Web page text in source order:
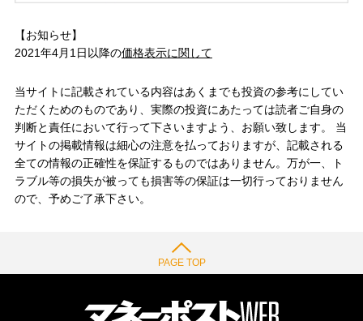
【お知らせ】
2021年4月1日以降の価格表示に関して
当サイトに記載されている内容はあくまでも投資の参考にしてい
ただくためのものであり、実際の投資にあたっては読者ご自身の
判断と責任において行って下さいますよう、お願い致します。 当
サイトの掲載情報は細心の注意を払っておりますが、記載される
全ての情報の正確性を保証するものではありません。万が一、ト
ラブル等の損失が被っても損害等の保証は一切行っておりません
ので、予めご了承下さい。
PAGE TOP